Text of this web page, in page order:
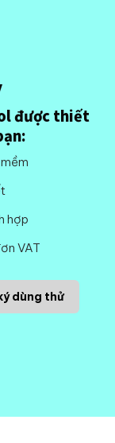
được thiết
hợp
VAT
dùng thử